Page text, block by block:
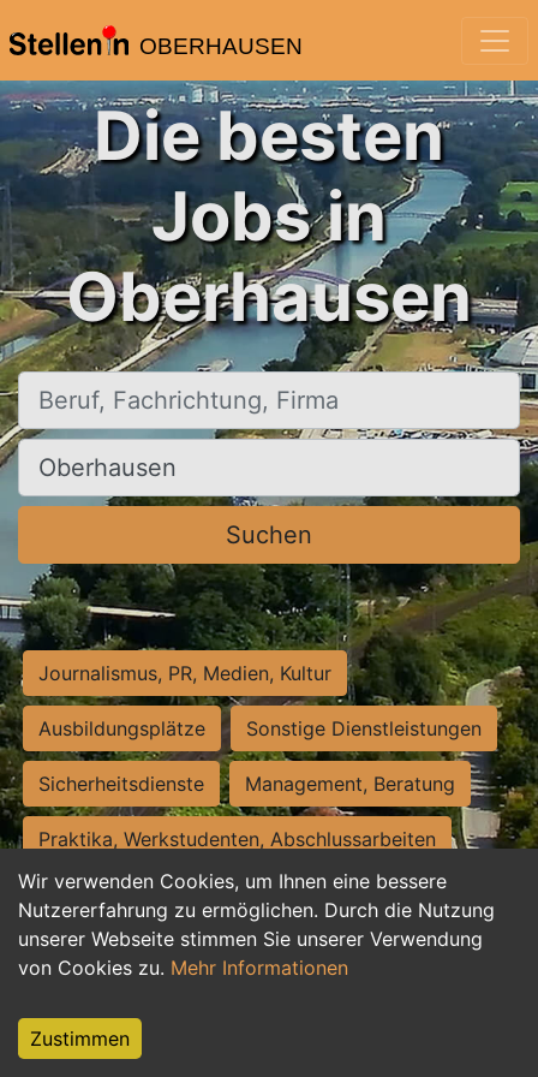
OBERHAUSEN
Wir verwenden Cookies, um Ihnen eine bessere
Nutzererfahrung zu ermöglichen. Durch die Nutzung
unserer Webseite stimmen Sie unserer Verwendung
von Cookies zu. Mehr Informationen
Zustimmen
Die besten
Jobs in
Oberhausen
Beruf, Fachrichtung, Firma
Ort, Stadt
Suchen
Journalismus, PR, Medien, Kultur
Ausbildungsplätze Sonstige Dienstleistungen
Sicherheitsdienste Management, Beratung
Praktika, Werkstudenten, Abschlussarbeiten
Personalwesen Assistenz, Sekretariat
Hilfskräfte, Aushilfs- und Nebenjobs
Weiterbildung, Studium, duale Ausbildung